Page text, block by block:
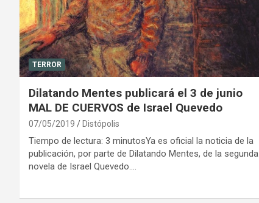
TERROR
Dilatando Mentes publicará el 3 de junio
MAL DE CUERVOS de Israel Quevedo
07/05/2019 Distópolis
Tiempo de lectura: 3 minutosYa es oficial la noticia de la
publicación, por parte de Dilatando Mentes, de la segunda
novela de Israel Quevedo.…